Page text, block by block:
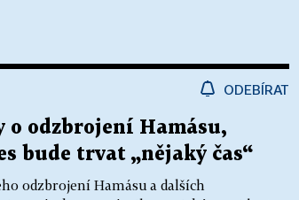
ODEBÍRAT
o odzbrojení Hamásu,
bude trvat „nějaký čas“
odzbrojení Hamásu a dalších